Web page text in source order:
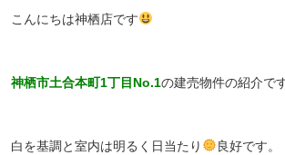
こんにちは神栖店です
神栖市土合本町1丁目No.1の建売物件の紹介です
白を基調と室内は明るく日当たり 良好です。